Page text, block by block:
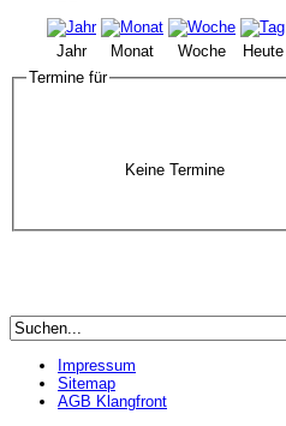
Jahr Monat Woche Heute
Termine für
Keine Termine
Impressum
Sitemap
AGB Klangfront